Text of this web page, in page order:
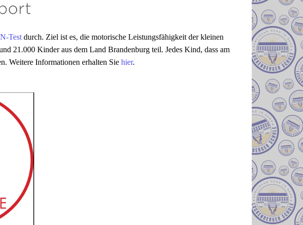
Test durch. Ziel ist es, die motorische Leistungsfähigkeit der kleinen
21.000 Kinder aus dem Land Brandenburg teil. Jedes Kind, dass am
Weitere Informationen erhalten Sie hier.